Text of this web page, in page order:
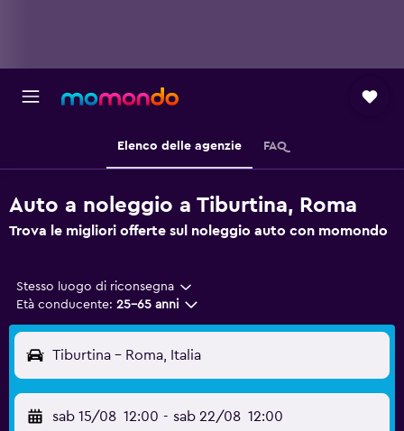
Elenco delle agenzie FAQ
Auto a noleggio a Tiburtina, Roma
Trova le migliori offerte sul noleggio auto con momondo
Stesso luogo di riconsegna
Età conducente: 25-65 anni
Tiburtina - Roma, Italia
sab 15/08 12:00 - sab 22/08 12:00